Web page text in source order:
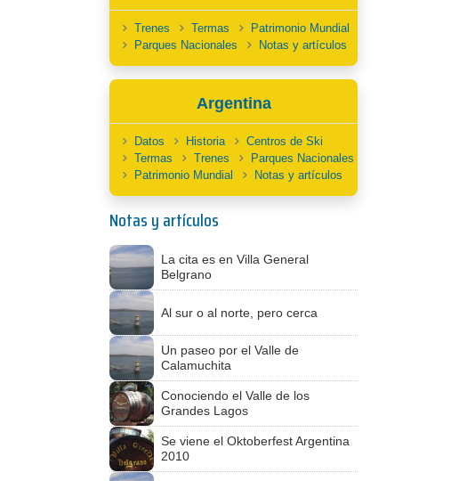
Trenes Termas
Patrimonio Mundial
Parques Nacionales
Notas y artículos
Argentina
Datos Historia
Centros de Ski
Termas
Trenes
Parques Nacionales
Patrimonio Mundial
Notas y artículos
Notas y artículos
La cita es en Villa General
Belgrano
Al sur o al norte, pero cerca
Un paseo por el Valle de
Calamuchita
Conociendo el Valle de los
Grandes Lagos
Se viene el Oktoberfest Argentina
2010